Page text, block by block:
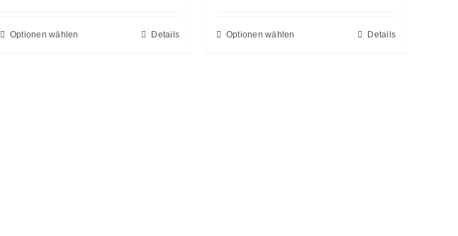
Optionen wählen Details Optionen wählen Details